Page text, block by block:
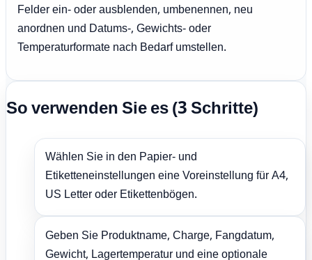
Felder ein- oder ausblenden, umbenennen, neu
anordnen und Datums-, Gewichts- oder
Temperaturformate nach Bedarf umstellen.
So verwenden Sie es (3 Schritte)
Wählen Sie in den Papier- und
Etiketteneinstellungen eine Voreinstellung für A4,
US Letter oder Etikettenbögen.
Geben Sie Produktname, Charge, Fangdatum,
Gewicht, Lagertemperatur und eine optionale